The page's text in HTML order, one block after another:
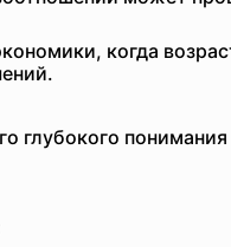
когда
глубокого